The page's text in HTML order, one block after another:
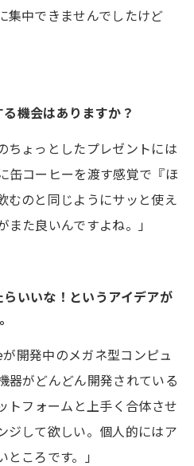
集中できませんでしたけど
機会はありますか？
ちょっとしたプレゼントには
缶コーヒーを渡す感覚で『ほ
むのと同じようにサッと使え
た良いんですよね。」
いいな！というアイデアが
開発中のメガネ型コンピュ
器がどんどん開発されている
トフォームと上手く合体させ
ジして欲しい。個人的にはア
ころです。」